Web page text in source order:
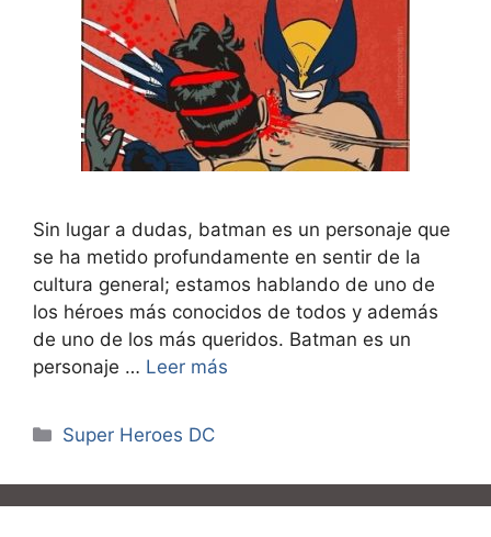
Sin lugar a dudas, batman es un personaje que
se ha metido profundamente en sentir de la
cultura general; estamos hablando de uno de
los héroes más conocidos de todos y además
de uno de los más queridos. Batman es un
personaje … Leer más
Categorías
Super Heroes DC